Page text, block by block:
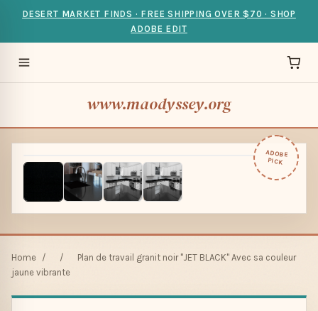
DESERT MARKET FINDS · FREE SHIPPING OVER $70 · SHOP
ADOBE EDIT
www.maodyssey.org
ADOBE
PICK
Home / /
Plan de travail granit noir "JET BLACK" Avec sa couleur
jaune vibrante